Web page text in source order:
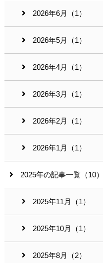
2026年6月（1）
2026年5月（1）
2026年4月（1）
2026年3月（1）
2026年2月（1）
2026年1月（1）
2025年の記事一覧（10）
2025年11月（1）
2025年10月（1）
2025年8月（2）